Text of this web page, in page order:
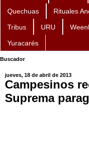
Quechuas Rituales
Tribus URU
Yuracarés
Buscador
jueves, 18 de abril de 2013
Campesinos
Suprema